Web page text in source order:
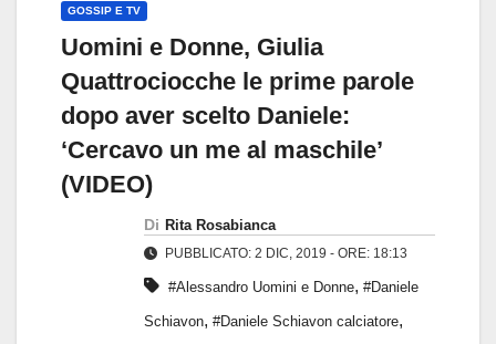
GOSSIP E TV
Uomini e Donne, Giulia
Quattrociocche le prime parole
dopo aver scelto Daniele:
‘Cercavo un me al maschile’
(VIDEO)
Di Rita Rosabianca
PUBBLICATO: 2 DIC, 2019 - ORE: 18:13
#Alessandro Uomini e Donne, #Daniele
Schiavon, #Daniele Schiavon calciatore,